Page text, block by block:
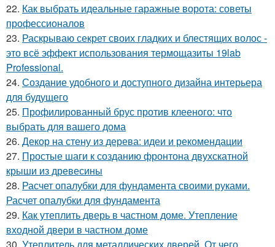
22. Как выбрать идеальные гаражные ворота: советы
профессионалов
23. Раскрываю секрет своих гладких и блестящих волос -
это всё эффект использования термощазиты 19lab
Professional.
24. Создание удобного и доступного дизайна интерьера
для будущего
25. Профилированный брус против клееного: что
выбрать для вашего дома
26. Декор на стену из дерева: идеи и рекомендации
27. Простые шаги к созданию фронтона двухскатной
крыши из древесины
28. Расчет опалубки для фундамента своими руками.
Расчет опалубки для фундамента
29. Как утеплить дверь в частном доме. Утепление
входной двери в частном доме
30. Утеплитель для металлических дверей. От чего